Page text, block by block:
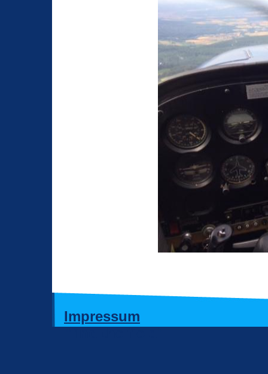
Impressum